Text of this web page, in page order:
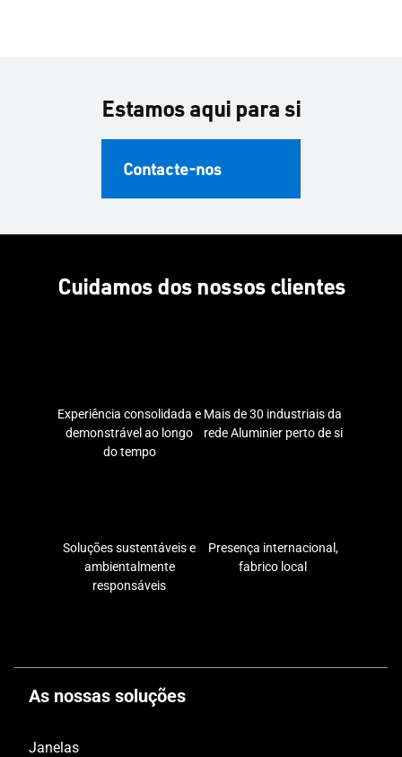
Estamos aqui para si
Contacte-nos
Cuidamos dos nossos clientes
Experiência consolidada e
demonstrável ao longo
do tempo
Mais de 30 industriais da
rede Aluminier perto de si
Soluções sustentáveis e
ambientalmente
responsáveis
Presença internacional,
fabrico local
As nossas soluções
Janelas